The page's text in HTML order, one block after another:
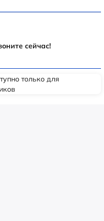
сейчас!
только для